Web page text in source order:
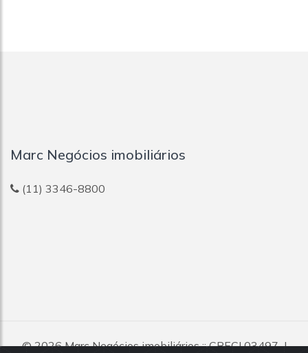
Marc Negócios imobiliários
(11) 3346-8800
© 2026Marc Negócios imobiliários:: CRECI 03497-J